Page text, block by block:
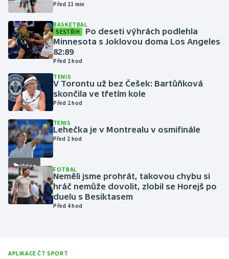
Krasobruslení
Lezení
Moderní pětiboj
Motorsport
Olympijské hry
Parasport
Plavání
Před 21 min
BASKETBAL
SESTŘIH
Po deseti výhrách podlehla
Minnesota s Joklovou doma Los Angeles
82:89
Před 2 hod
TENIS
V Torontu už bez Češek: Bartůňková
skončila ve třetím kole
Před 2 hod
Video
TENIS
Lehečka je v Montrealu v osmifinále
Před 2 hod
FOTBAL
Neměli jsme prohrát, takovou chybu si
hráč nemůže dovolit, zlobil se Horejš po
duelu s Besiktasem
Před 4 hod
APLIKACE ČT SPORT